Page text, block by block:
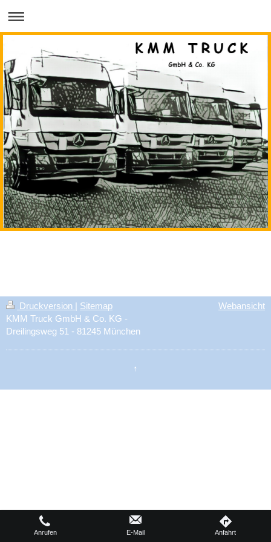
Druckversion | Sitemap
KMM Truck GmbH & Co. KG -
Dreilingsweg 51 - 81245 München
Webansicht
↑
Anrufen E-Mail Anfahrt